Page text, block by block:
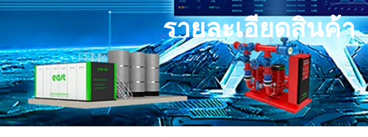
รายละเอียดสินค้า